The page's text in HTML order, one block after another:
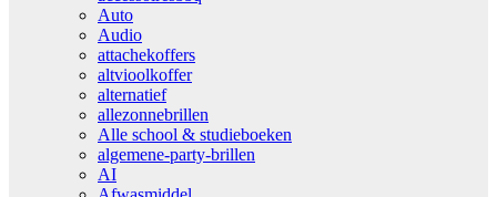
Auto
Audio
attachekoffers
altvioolkoffer
alternatief
allezonnebrillen
Alle school & studieboeken
algemene-party-brillen
AI